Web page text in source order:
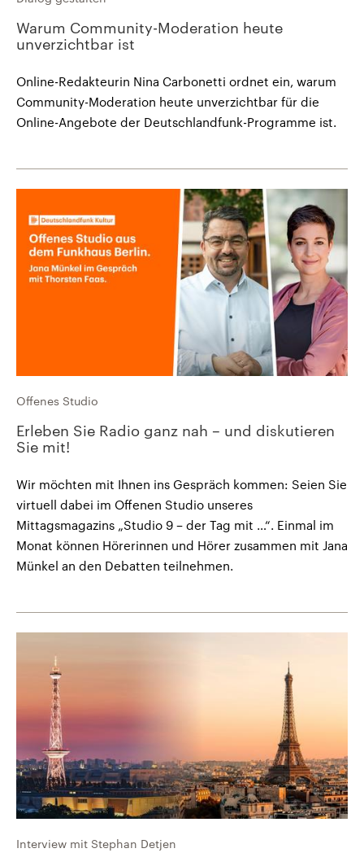
Warum Community-Moderation heute
unverzichtbar ist
Online-Redakteurin Nina Carbonetti ordnet ein, warum
Community-Moderation heute unverzichtbar für die
Online-Angebote der Deutschlandfunk-Programme ist.
Offenes Studio
Erleben Sie Radio ganz nah – und diskutieren
Sie mit!
Wir möchten mit Ihnen ins Gespräch kommen: Seien Sie
virtuell dabei im Offenen Studio unseres
Mittagsmagazins „Studio 9 – der Tag mit …“. Einmal im
Monat können Hörerinnen und Hörer zusammen mit Jana
Münkel an den Debatten teilnehmen.
Interview mit Stephan Detjen